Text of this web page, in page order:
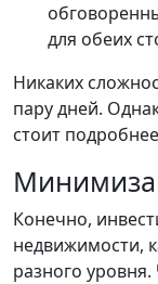
для обеих
Никаких
пару дней.
стоит
Конечно,
недвижимости,
разного